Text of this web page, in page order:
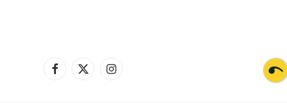
Facebook
X
Instagram